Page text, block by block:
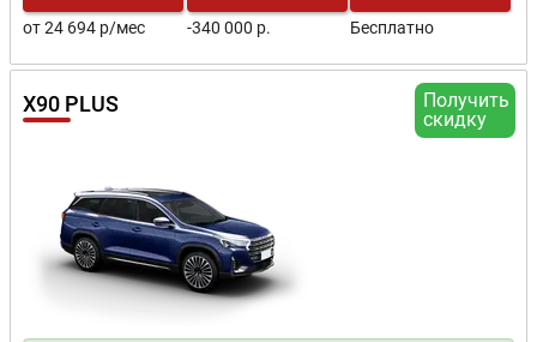
от 24 694 р/мес -340 000 р. Бесплатно
Получить
скидку
X90 PLUS